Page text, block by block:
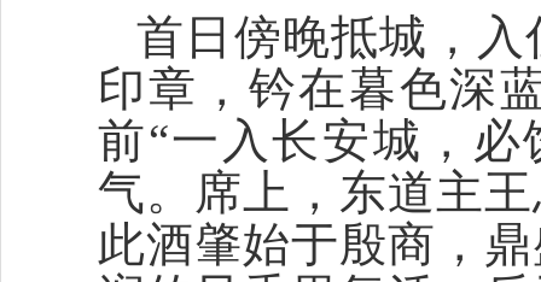
首日傍晚抵城，
印章，钤在暮色深
前“一入长安城，
气。席上，东道主
此酒肇始于殷商，